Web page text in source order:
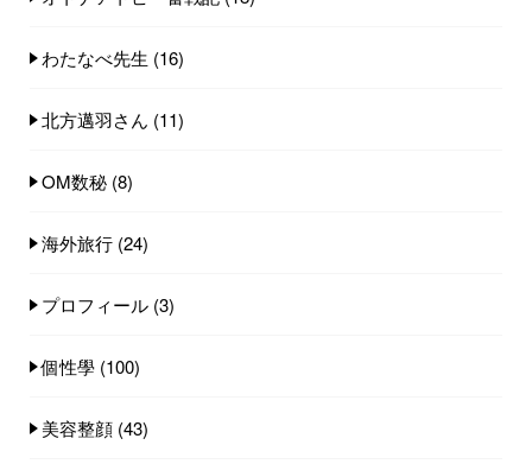
わたなべ先生 (16)
北方邁羽さん (11)
OM数秘 (8)
海外旅行 (24)
プロフィール (3)
個性學 (100)
美容整顔 (43)